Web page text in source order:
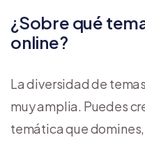
¿Sobre qué
online?
La diversidad de
muy amplia. Puedes
temática que